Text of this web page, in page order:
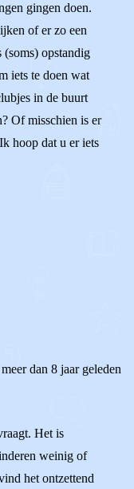
gingen doen.
of er zo een
opstandig
iets te doen wat
in de buurt
Of misschien is er
hoop dat u er iets
meer dan 8 jaar geleden
Het is
weinig of
het ontzettend